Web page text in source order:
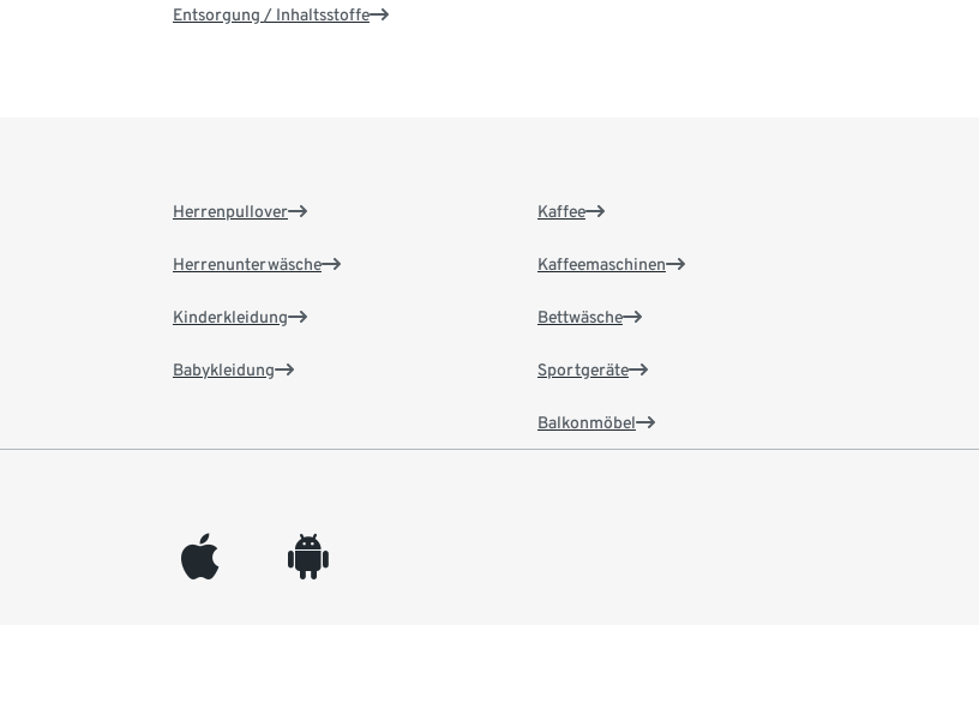
Entsorgung / Inhaltsstoffe
Herrenpullover
Herrenunterwäsche
Kinderkleidung
Babykleidung
Kaffee
Kaffeemaschinen
Bettwäsche
Sportgeräte
Balkonmöbel
appleinc android